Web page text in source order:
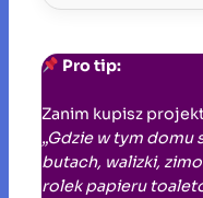
Pro tip:
Zanim kupisz
„Gdzie w tym domu
butach, walizki,
rolek papieru